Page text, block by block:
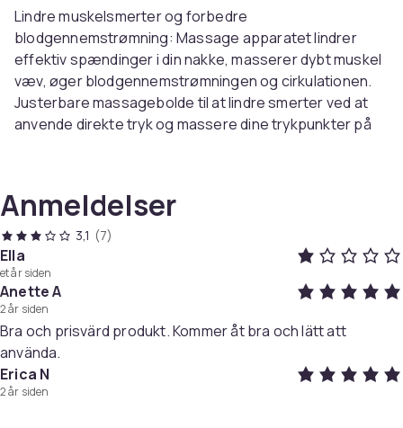
Lindre muskelsmerter og forbedre
blodgennemstrømning: Massage apparatet lindrer
effektiv spændinger i din nakke, masserer dybt muskel
væv, øger blodgennemstrømningen og cirkulationen.
Justerbare massagebolde til at lindre smerter ved at
anvende direkte tryk og massere dine trykpunkter på
Øger blodcirkulationen og lindrer ømme muskler
Lindrer spændinger, træthed, nakkestivhed og
Fremmer helbredelse af migræne og
spændingshovedpine.
Du kan fuldt ud kontrollere alle aspekter af din
massagebehandling
Varenr.
Anmeldelser
3,1 (7)
Ella
et år siden
Anette A
2 år siden
Bra och prisvärd produkt. Kommer åt bra och lätt att
använda.
Erica N
2 år siden